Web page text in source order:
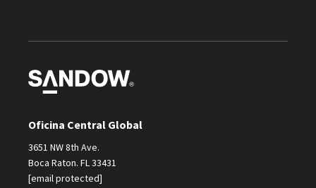
Oficina Central Global
3651 NW 8th Ave.
Boca Raton. FL 33431
[email protected]